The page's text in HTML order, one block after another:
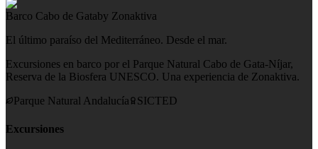
Barco Cabo de Gataby Zonaktiva
El último paraíso del Mediterráneo. Desde el mar.
Excursiones en barco por el Parque Natural Cabo de Gata-Níjar,
Reserva de la Biosfera UNESCO. Una experiencia de Zonaktiva.
Parque Natural Andalucía
SICTED
Excursiones